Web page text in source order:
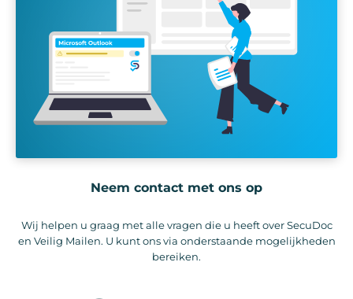
Neem contact met ons op
Wij helpen u graag met alle vragen die u heeft over SecuDoc
en Veilig Mailen. U kunt ons via onderstaande mogelijkheden
bereiken.